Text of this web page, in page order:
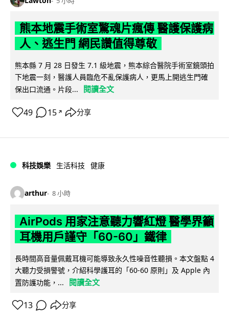
熊本地震手術室驚魂片瘋傳 醫護保護病
人、逃生門 網民讚值得尊敬
熊本縣 7 月 28 日發生 7.1 級地震，熊本綜合醫院手術室鏡頭拍
下地震一刻，醫護人員臨危不亂保護病人，更馬上開逃生門確
保出口流通。片段...
閱讀全文
49 15 ↗ 分享
科技娛樂 生活科技 健康
arthur 8 小時
AirPods 用家注意聽力響紅燈 醫學界籲
耳機用戶謹守「60-60」鐵律
長時間高音量佩戴耳機可能導致永久性噪音性聽損。本文盤點 4
大聽力受損警號，介紹科學護耳的「60-60 原則」及 Apple 內
置防護功能，...
閱讀全文
13 分享